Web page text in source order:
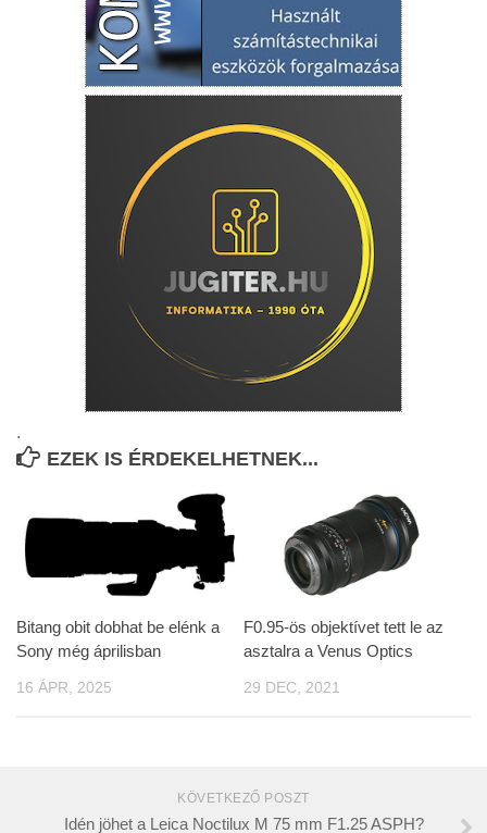
.
EZEK IS ÉRDEKELHETNEK...
Bitang obit dobhat be elénk a
Sony még áprilisban
16 ÁPR, 2025
F0.95-ös objektívet tett le az
asztalra a Venus Optics
29 DEC, 2021
KÖVETKEZŐ POSZT
Idén jöhet a Leica Noctilux M 75 mm F1.25 ASPH?